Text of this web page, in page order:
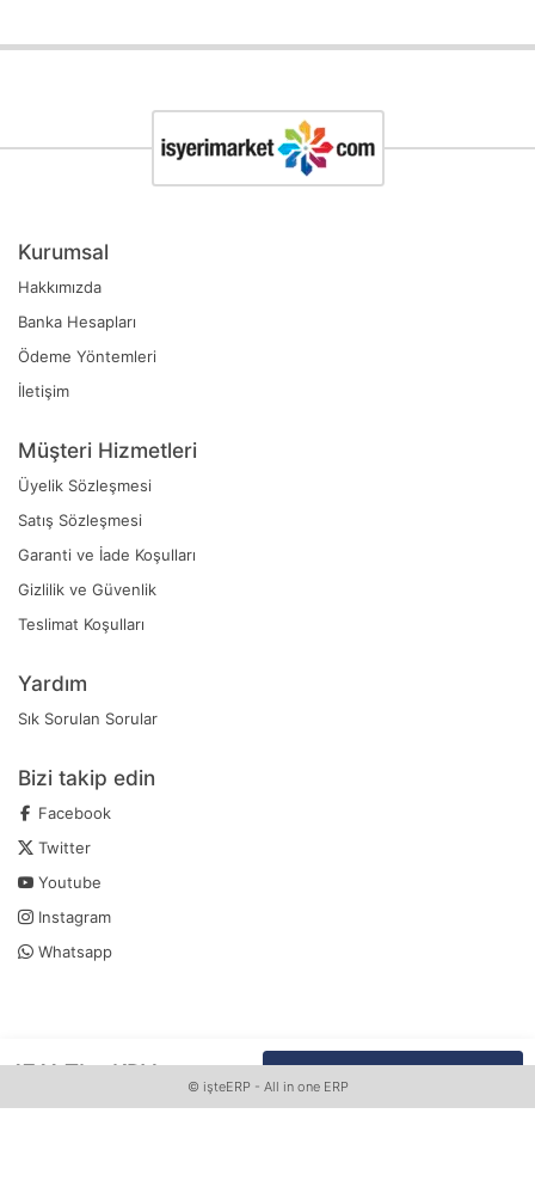
17,11 TL+KDVWhatsapp Sipariş Vermek İçin Tıklayın
Kurumsal
Hakkımızda
Banka Hesapları
Ödeme Yöntemleri
İletişim
Müşteri Hizmetleri
Üyelik Sözleşmesi
Satış Sözleşmesi
Garanti ve İade Koşulları
Gizlilik ve Güvenlik
Teslimat Koşulları
Yardım
Sık Sorulan Sorular
Bizi takip edin
Facebook
Twitter
Youtube
Instagram
Whatsapp
© işteERP- All in one ERP